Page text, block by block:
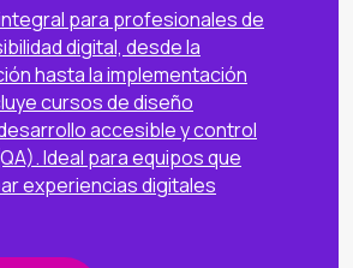
para profesionales de
digital, desde la
hasta la implementación
cursos de diseño
accesible y control
Ideal para equipos que
experiencias digitales